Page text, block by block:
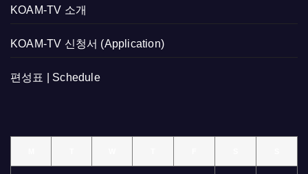
KOAM-TV 소개
KOAM-TV 신청서 (Application)
편성표 | Schedule